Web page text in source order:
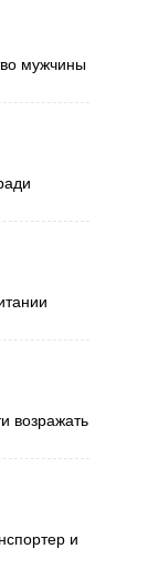
мужчины
возражать
и